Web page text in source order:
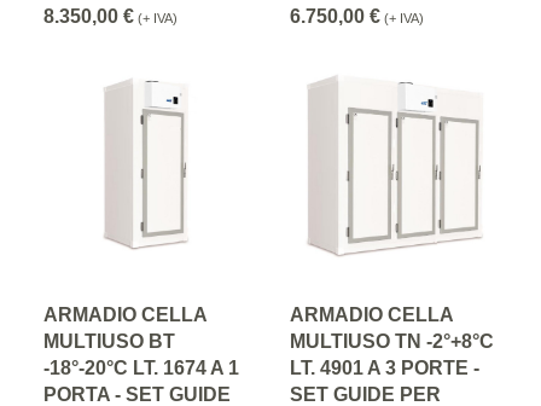
8.350,00 € (+ IVA) 6.750,00 € (+ IVA)
ARMADIO CELLA
MULTIUSO BT
-18°-20°C LT. 1674 A 1
PORTA - SET GUIDE
ARMADIO CELLA
MULTIUSO TN -2°+8°C
LT. 4901 A 3 PORTE -
SET GUIDE PER